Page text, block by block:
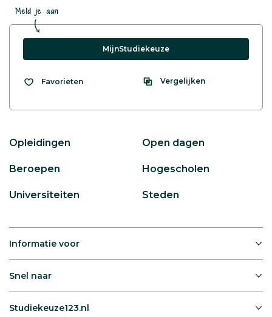
Meld je aan
MijnStudiekeuze
Favorieten Vergelijken
Opleidingen Open dagen
Beroepen Hogescholen
Universiteiten Steden
Informatie voor
Snel naar
Studiekeuze123.nl